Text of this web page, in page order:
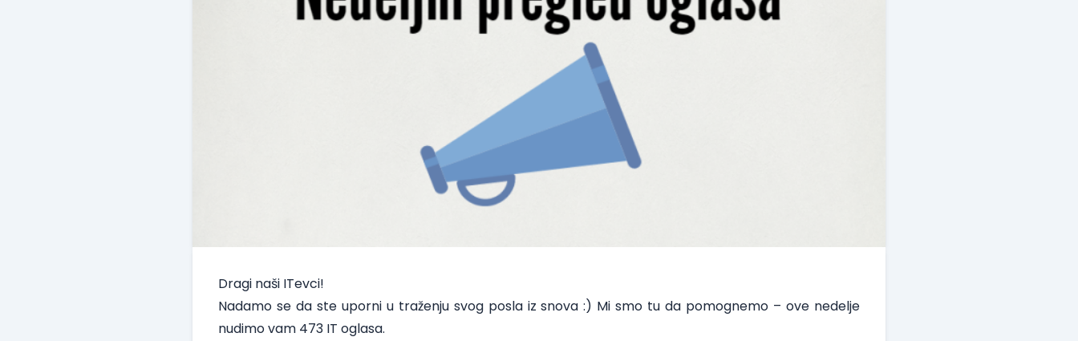
Dragi naši ITevci!
Nadamo se da ste uporni u traženju svog posla iz snova :) Mi smo tu da pomognemo – ove nedelje
nudimo vam 473 IT oglasa.